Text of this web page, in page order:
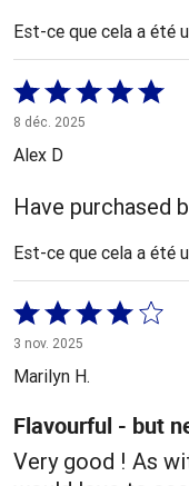
Est-ce que cela a été
Coté
5 sur
5
8 déc. 2025
Alex D
Have purchased
Est-ce que cela a été
Coté
4 sur
5
3 nov. 2025
Marilyn H.
Flavourful - but
Very good ! As